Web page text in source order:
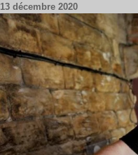
13 décembre 2020